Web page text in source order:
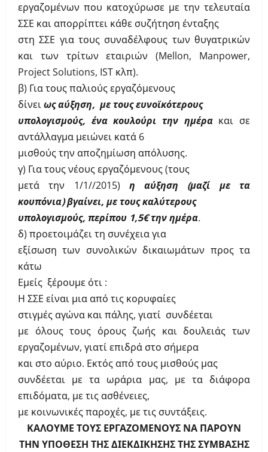
εργαζομένων που κατοχύρωσε με την τελευταία
ΣΣΕ και απορρίπτει κάθε συζήτηση ένταξης
στη ΣΣΕ για τους συναδέλφους των θυγατρικών
και των τρίτων εταιριών (Mellon, Manpower,
ProjectSolutions, IST κλπ).
β) Για τους παλιούς εργαζόμενους
δίνειως αύξηση, με τους ευνοϊκότερους
υπολογισμούς, ένα κουλούρι την ημέρακαι σε
αντάλλαγμα μειώνει κατά 6
μισθούς την αποζημίωση απόλυσης.
γ) Για τους νέους εργαζόμενους (τους
μετά την 1/1//2015) η αύξηση (μαζί με τα
κουπόνια) βγαίνει, με τους καλύτερους
υπολογισμούς, περίπου 1,5€ την ημέρα.
δ) προετοιμάζει τη συνέχεια για
εξίσωση των συνολικών δικαιωμάτων προς τα
κάτω
Εμείς ξέρουμε ότι :
Η ΣΣΕ είναι μια από τις κορυφαίες
στιγμές αγώνα και πάλης, γιατί συνδέεται
με όλους τους όρους ζωής και δουλειάς των
εργαζομένων, γιατί επιδρά στο σήμερα
και στο αύριο. Εκτός από τους μισθούς μας
συνδέεται με τα ωράρια μας, με τα διάφορα
επιδόματα, με τις ασθένειες,
με κοινωνικές παροχές, με τις συντάξεις.
ΚΑΛΟΥΜΕ ΤΟΥΣ ΕΡΓΑΖΟΜΕΝΟΥΣ ΝΑ ΠΑΡΟΥΝ
ΤΗΝ ΥΠΟΘΕΣΗ ΤΗΣ ΔΙΕΚΔΙΚΗΣΗΣ ΤΗΣ ΣΥΜΒΑΣΗΣ